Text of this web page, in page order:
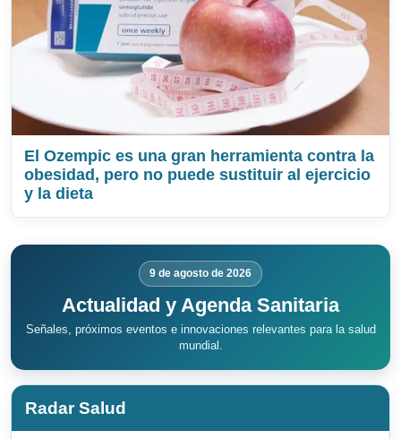
El Ozempic es una gran herramienta contra la
obesidad, pero no puede sustituir al ejercicio
y la dieta
9 de agosto de 2026
Actualidad y Agenda Sanitaria
Señales, próximos eventos e innovaciones relevantes para la salud
mundial.
Radar Salud